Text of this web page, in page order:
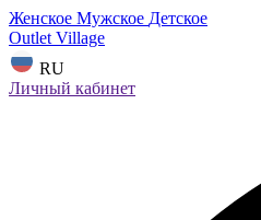
Женское Мужское Детское
Outlet Village
RU
Личный кабинет